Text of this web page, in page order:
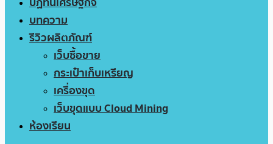
บทความ
รีวิวผลิตภัณฑ์
เว็บซื้อขาย
กระเป๋าเก็บเหรียญ
เครื่องขุด
เว็บขุดแบบ Cloud Mining
ห้องเรียน